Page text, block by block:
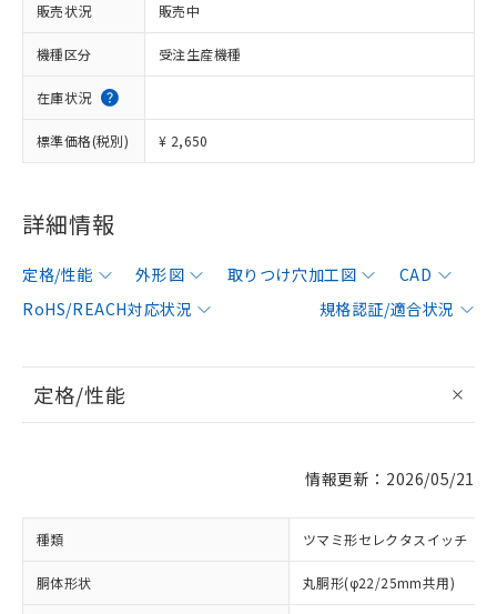
販売状況 販売中
機種区分 受注生産機種
在庫状況
標準価格(税別) ¥ 2,650
詳細情報
定格/性能 外形図 取りつけ穴加工図
CAD
RoHS/REACH対応状況
規格認証/適合状況
定格/性能
情報更新：2026/05/21
種類 ツマミ形セレクタスイッチ
胴体形状 丸胴形(φ22/25mm共用)